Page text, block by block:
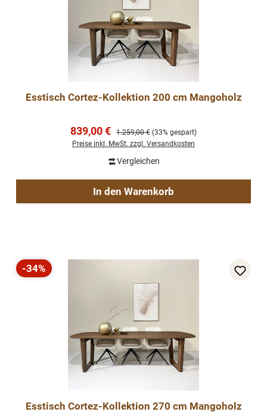
Esstisch Cortez-Kollektion 200 cm Mangoholz
Verkaufspreis:
839,00 € Regulärer Preis:
1.259,00 € (33% gespart)
Preise inkl. MwSt. zzgl. Versandkosten
Vergleichen
In den Warenkorb
Rabatt
-34%
Esstisch Cortez-Kollektion 270 cm Mangoholz